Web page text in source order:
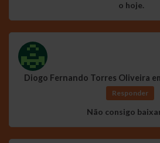
o hoje.
Diogo Fernando Torres Oliveira
Responder
Não consigo